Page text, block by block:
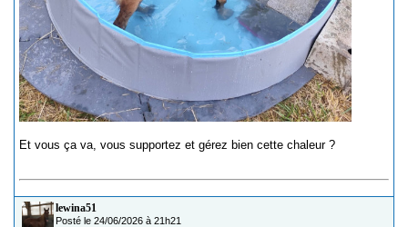
Et vous ça va, vous supportez et gérez bien cette chaleur ?
lewina51
Posté le 24/06/2026 à 21h21